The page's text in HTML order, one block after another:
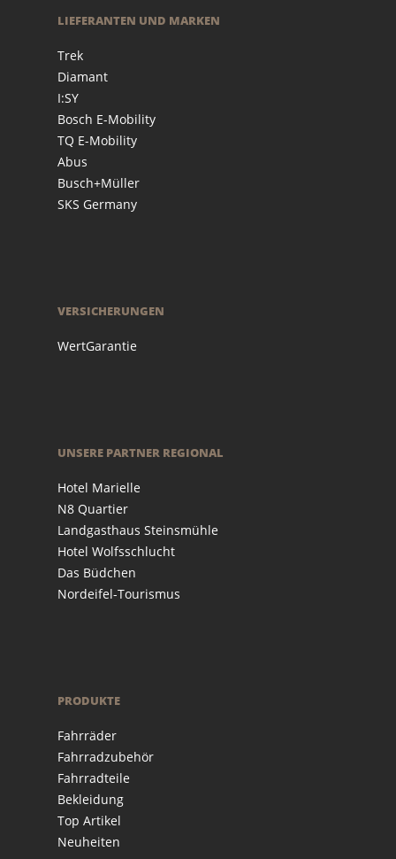
LIEFERANTEN UND MARKEN
Trek
Diamant
I:SY
Bosch E-Mobility
TQ E-Mobility
Abus
Busch+Müller
SKS Germany
VERSICHERUNGEN
WertGarantie
UNSERE PARTNER REGIONAL
Hotel Marielle
N8 Quartier
Landgasthaus Steinsmühle
Hotel Wolfsschlucht
Das Büdchen
Nordeifel-Tourismus
PRODUKTE
Fahrräder
Fahrradzubehör
Fahrradteile
Bekleidung
Top Artikel
Neuheiten